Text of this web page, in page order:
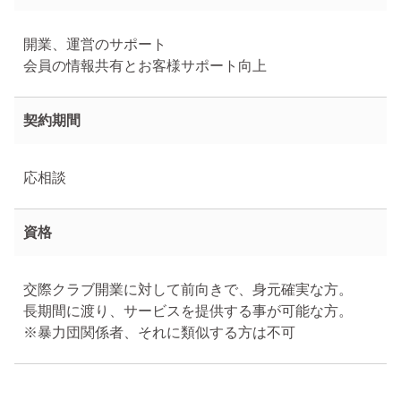
開業、運営のサポート
会員の情報共有とお客様サポート向上
契約期間
応相談
資格
交際クラブ開業に対して前向きで、身元確実な方。
長期間に渡り、サービスを提供する事が可能な方。
※暴力団関係者、それに類似する方は不可